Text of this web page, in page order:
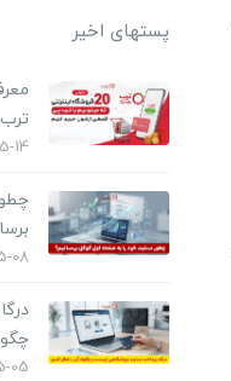
پستهای اخیر
14
08
05